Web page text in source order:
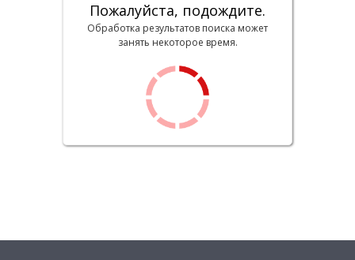
Пожалуйста, подождите.
Обработка результатов поиска может
занять некоторое время.